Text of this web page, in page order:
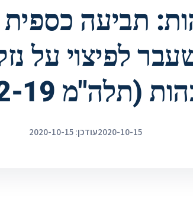
תביעה
לפיצוי על
40832-12-19)
2020-10-15עודכן: 2020-10-15